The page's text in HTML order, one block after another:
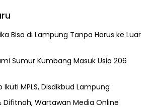
Bisa di Lampung Tanpa Harus ke Luar
Sumur Kumbang Masuk Usia 206
Ikuti MPLS, Disdikbud Lampung
Difitnah, Wartawan Media Online